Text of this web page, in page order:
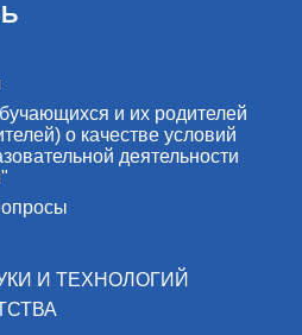
и их родителей
о качестве условий
деятельности
И ТЕХНОЛОГИЙ